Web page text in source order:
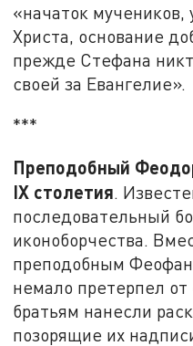
«начаток мучеников,
Христа, основание
прежде Стефана
своей за Евангелие».
***
Преподобный
IX столетия.
последовательный
иконоборчества.
преподобным
немало претерпел
братьям нанесли
позорящие их